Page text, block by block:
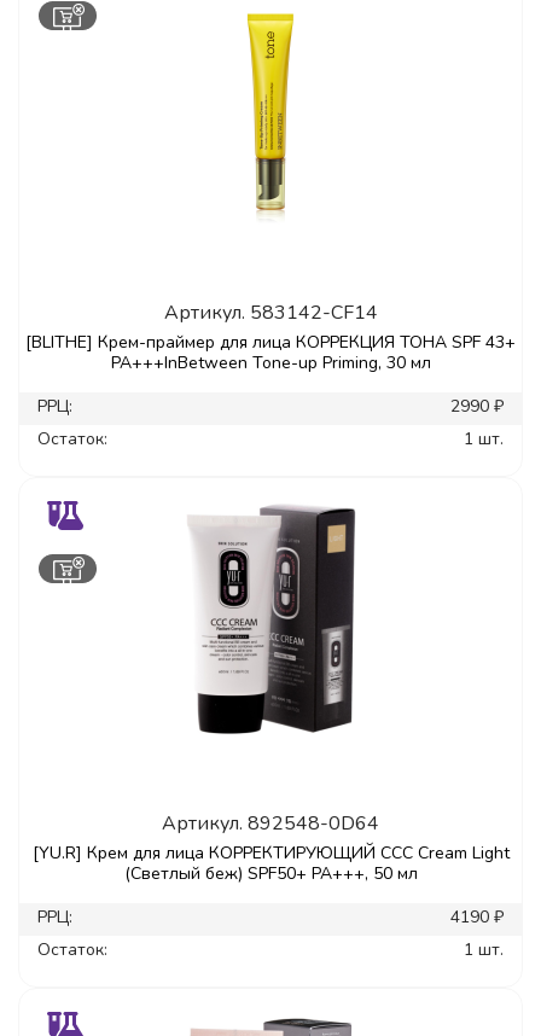
Артикул. 583142-CF14
[BLITHE] Крем-праймер для лица КОРРЕКЦИЯ ТОНА SPF 43+
PA+++InBetween Tone-up Priming, 30 мл
РРЦ:
2990 ₽
Остаток:
1 шт.
Артикул. 892548-0D64
[YU.R] Крем для лица КОРРЕКТИРУЮЩИЙ ССС Cream Light
(Светлый беж) SPF50+ РА+++, 50 мл
РРЦ:
4190 ₽
Остаток:
1 шт.